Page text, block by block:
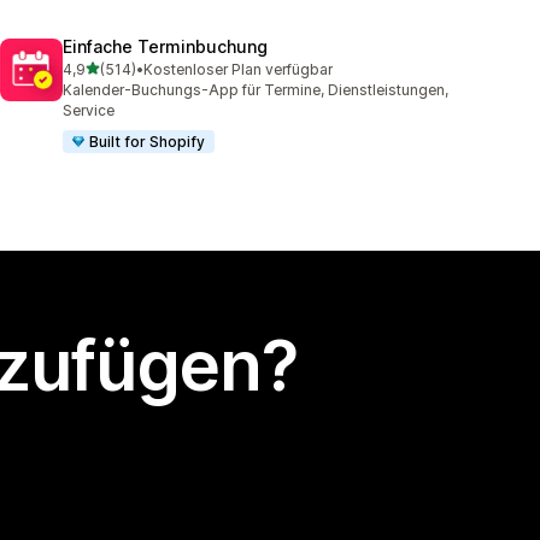
Einfache Terminbuchung
4,9von 5 Sternen
(514)
514 Rezensionen insgesamt
•Kostenloser Plan verfügbar
Kalender-Buchungs-App für Termine, Dienstleistungen,
Service
Built for Shopify